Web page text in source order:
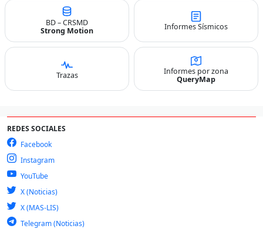
BD – CRSMD
Strong Motion
Informes Sísmicos
Trazas
Informes por zona
QueryMap
REDES SOCIALES
Facebook
Instagram
YouTube
X (Noticias)
X (MAS-LIS)
Telegram (Noticias)